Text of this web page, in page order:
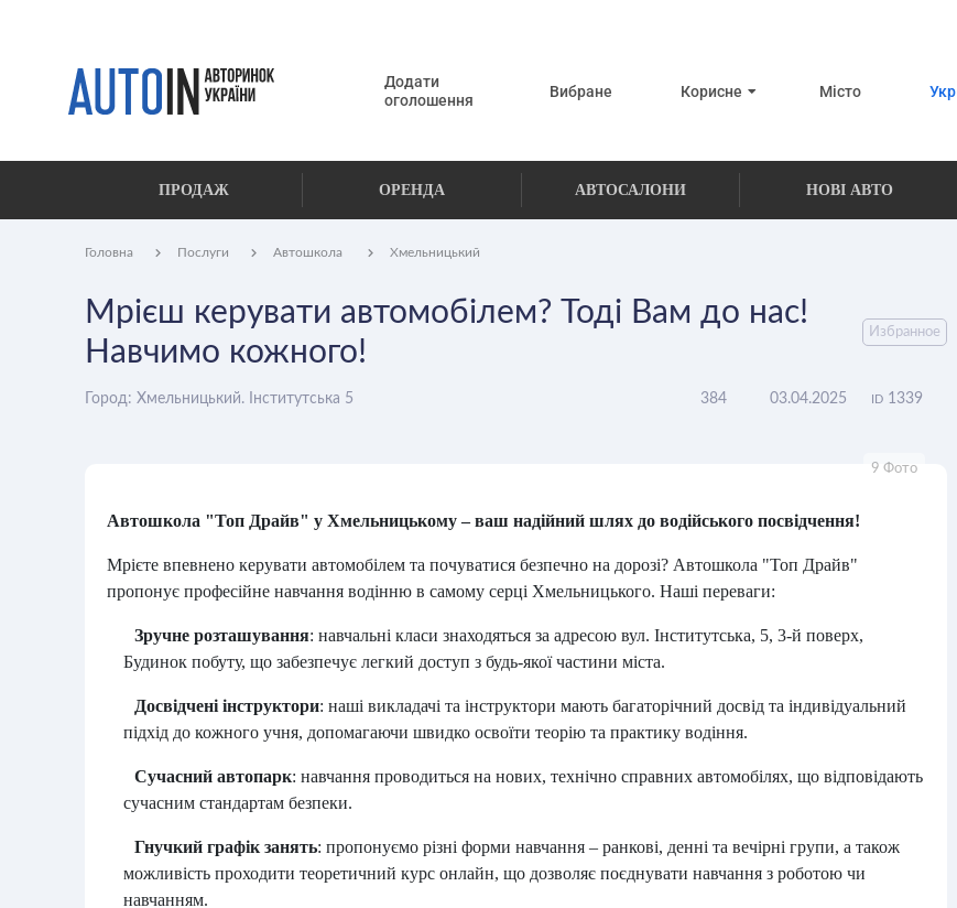
Додати
оголошення
Вибране Корисне Місто Укр
ПРОДАЖ ОРЕНДА АВТОСАЛОНИ НОВІ АВТО
Головна Послуги Автошкола Хмельницький
Мрієш керувати автомобілем? Тоді Вам до нас!
Навчимо кожного!
Избранное
Город: Хмельницький. Інститутська 5 384 03.04.2025 ID 1339
9 Фото
Автошкола "Топ Драйв" у Хмельницькому – ваш надійний шлях до водійського посвідчення!
Мрієте впевнено керувати автомобілем та почуватися безпечно на дорозі? Автошкола "Топ Драйв"
пропонує професійне навчання водінню в самому серці Хмельницького. Наші переваги:
Зручне розташування: навчальні класи знаходяться за адресою вул. Інститутська, 5, 3-й поверх,
Будинок побуту, що забезпечує легкий доступ з будь-якої частини міста.
Досвідчені інструктори: наші викладачі та інструктори мають багаторічний досвід та індивідуальний
підхід до кожного учня, допомагаючи швидко освоїти теорію та практику водіння.
Сучасний автопарк: навчання проводиться на нових, технічно справних автомобілях, що відповідають
сучасним стандартам безпеки.
Гнучкий графік занять: пропонуємо різні форми навчання – ранкові, денні та вечірні групи, а також
можливість проходити теоретичний курс онлайн, що дозволяє поєднувати навчання з роботою чи
навчанням.